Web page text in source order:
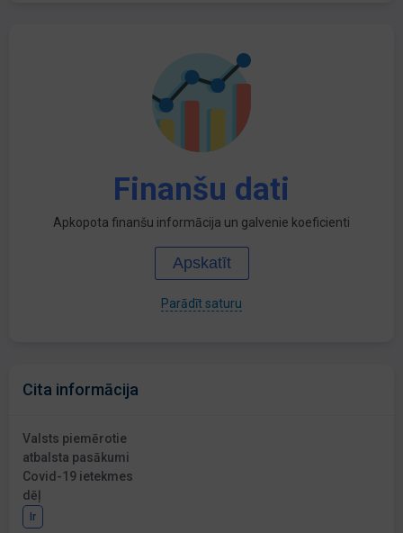
Finanšu dati
Apkopota finanšu informācija un galvenie koeficienti
Apskatīt
Parādīt saturu
Cita informācija
Valsts piemērotie
atbalsta pasākumi
Covid-19 ietekmes
dēļ
Ir